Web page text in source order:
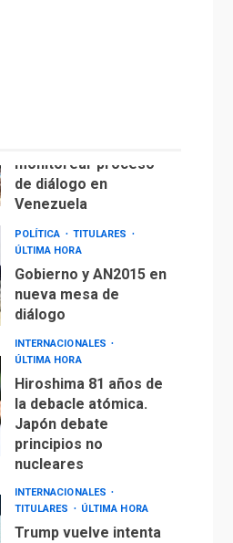
monitorear proceso
de diálogo en
Venezuela
POLÍTICA
TITULARES
ÚLTIMA HORA
Gobierno y AN2015 en
nueva mesa de
diálogo
INTERNACIONALES
ÚLTIMA HORA
Hiroshima 81 años de
la debacle atómica.
Japón debate
principios no
nucleares
INTERNACIONALES
TITULARES
ÚLTIMA HORA
Trump vuelve intenta